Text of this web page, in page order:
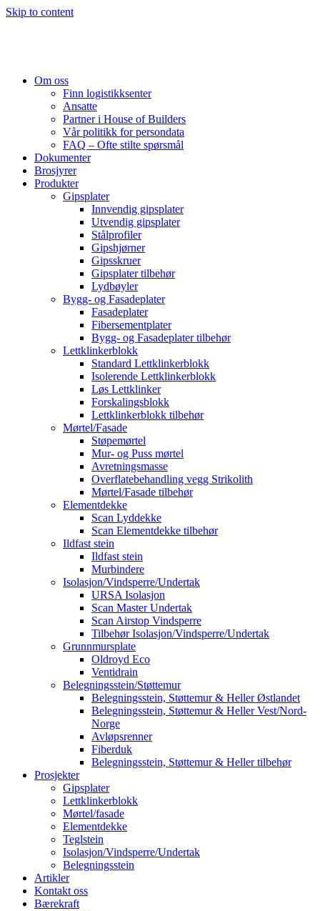
Skip to content
Om oss
Finn logistikksenter
Ansatte
Partner i House of Builders
Vår politikk for persondata
FAQ – Ofte stilte spørsmål
Dokumenter
Brosjyrer
Produkter
Gipsplater
Innvendig gipsplater
Utvendig gipsplater
Stålprofiler
Gipshjørner
Gipsskruer
Gipsplater tilbehør
Lydbøyler
Bygg- og Fasadeplater
Fasadeplater
Fibersementplater
Bygg- og Fasadeplater tilbehør
Lettklinkerblokk
Standard Lettklinkerblokk
Isolerende Lettklinkerblokk
Løs Lettklinker
Forskalingsblokk
Lettklinkerblokk tilbehør
Mørtel/Fasade
Støpemørtel
Mur- og Puss mørtel
Avretningsmasse
Overflatebehandling vegg Strikolith
Mørtel/Fasade tilbehør
Elementdekke
Scan Lyddekke
Scan Elementdekke tilbehør
Ildfast stein
Ildfast stein
Murbindere
Isolasjon/Vindsperre/Undertak
URSA Isolasjon
Scan Master Undertak
Scan Airstop Vindsperre
Tilbehør Isolasjon/Vindsperre/Undertak
Grunnmursplate
Oldroyd Eco
Ventidrain
Belegningsstein/Støttemur
Belegningsstein, Støttemur & Heller Østlandet
Belegningsstein, Støttemur & Heller Vest/Nord-
Norge
Avløpsrenner
Fiberduk
Belegningsstein, Støttemur & Heller tilbehør
Prosjekter
Gipsplater
Lettklinkerblokk
Mørtel/fasade
Elementdekke
Teglstein
Isolasjon/Vindsperre/Undertak
Belegningsstein
Artikler
Kontakt oss
Bærekraft